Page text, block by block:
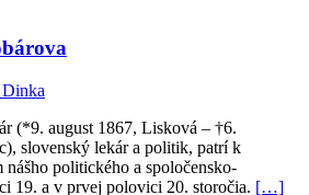
(*9. august 1867, Lisková – †6.
slovenský lekár a politik, patrí k
politického a spoločensko-
19. a v prvej polovici 20. storočia. […]